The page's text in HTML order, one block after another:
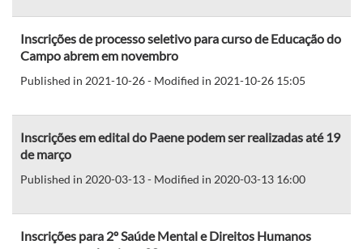
Inscrições de processo seletivo para curso de Educação do
Campo abrem em novembro
Published in 2021-10-26 - Modified in 2021-10-26 15:05
Inscrições em edital do Paene podem ser realizadas até 19
de março
Published in 2020-03-13 - Modified in 2020-03-13 16:00
Inscrições para 2º Saúde Mental e Direitos Humanos